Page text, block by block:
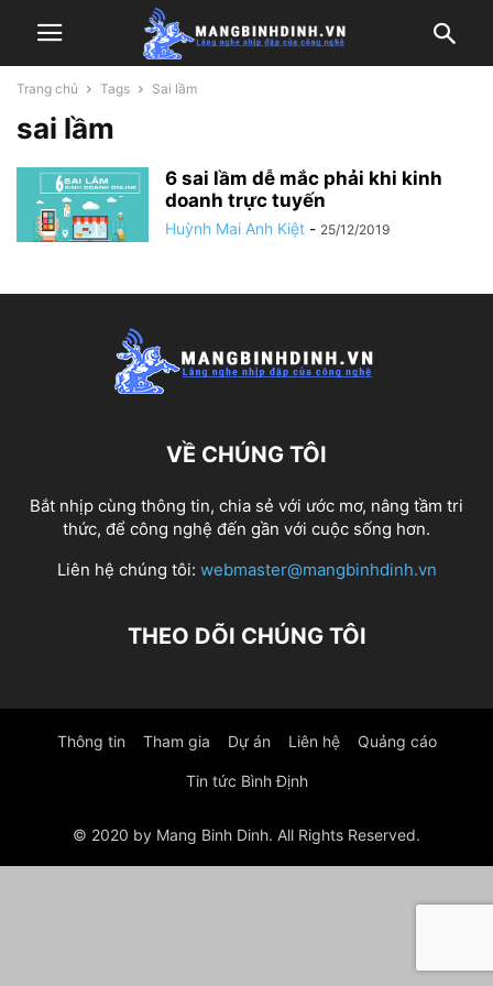
Trang chủ Tags Sai lầm
sai lầm
6 sai lầm dễ mắc phải khi kinh
doanh trực tuyến
Huỳnh Mai Anh Kiệt - 25/12/2019
VỀ CHÚNG TÔI
Bắt nhịp cùng thông tin, chia sẻ với ước mơ, nâng tầm tri
thức, để công nghệ đến gần với cuộc sống hơn.
Liên hệ chúng tôi: webmaster@mangbinhdinh.vn
THEO DÕI CHÚNG TÔI
Thông tin Tham gia Dự án Liên hệ Quảng cáo
Tin tức Bình Định
© 2020 by Mang Binh Dinh. All Rights Reserved.